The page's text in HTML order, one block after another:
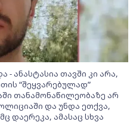
- ანასტასია თავში კი არა,
“შეყვარებულად”
თანამონაწილეობაზე არ
და უნდა ეთქვა,
დაერეკა, ამასაც სხვა